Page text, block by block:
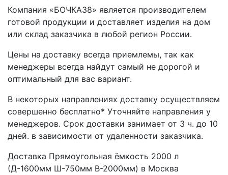
Компания «БОЧКА38» является производителем
готовой продукции и доставляет изделия на дом
или склад заказчика в любой регион России.
Цены на доставку всегда приемлемы, так как
менеджеры всегда найдут самый не дорогой и
оптимальный для вас вариант.
В некоторых направлениях доставку осуществляем
совершенно бесплатно* Уточняйте направления у
менеджеров. Срок доставки занимает от 3 ч. до 10
дней. в зависимости от удаленности заказчика.
Доставка Прямоугольная ёмкость 2000 л
(Д-1600мм Ш-750мм В-2000мм) в Москва